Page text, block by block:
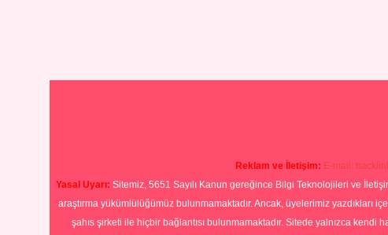
Reklam ve İletişim: E-mail:
Yasal Uyarı: Sitemiz, 5651 Sayılı Kanun gereğince Bilgi Teknolojileri ve
araştırma yükümlülüğümüz bulunmamaktadır. Ancak, üyelerimiz yazdıkları
şahıs şirketi ile hiçbir bağlantısı bulunmamaktadır. Sitede yalnızca kendi